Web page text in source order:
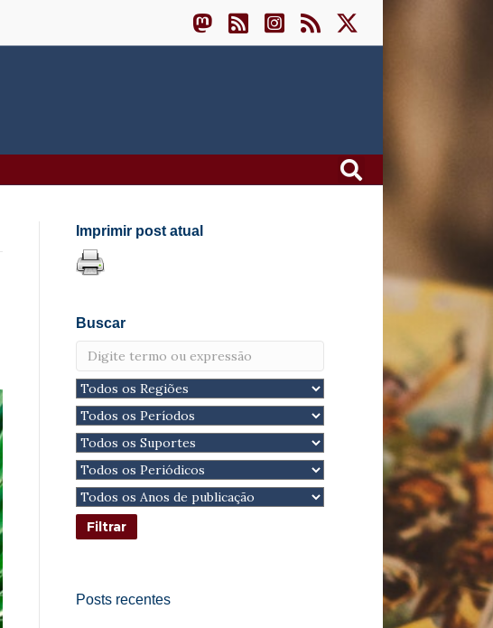
Imprimir post atual
Buscar
Posts recentes